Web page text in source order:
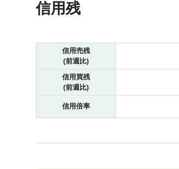
信用残
信用売残
(前週比)
信用買残
(前週比)
信用倍率